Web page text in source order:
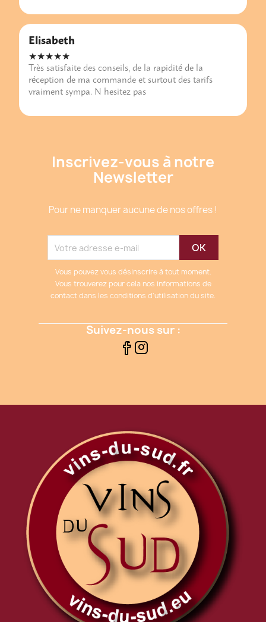
Elisabeth
★★★★★
Très satisfaite des conseils, de la rapidité de la
réception de ma commande et surtout des tarifs
vraiment sympa. N hesitez pas
Inscrivez-vous à notre
Newsletter
Pour ne manquer aucune de nos offres !
Vous pouvez vous désinscrire à tout moment.
Vous trouverez pour cela nos informations de
contact dans les conditions d'utilisation du site.
Suivez-nous sur :